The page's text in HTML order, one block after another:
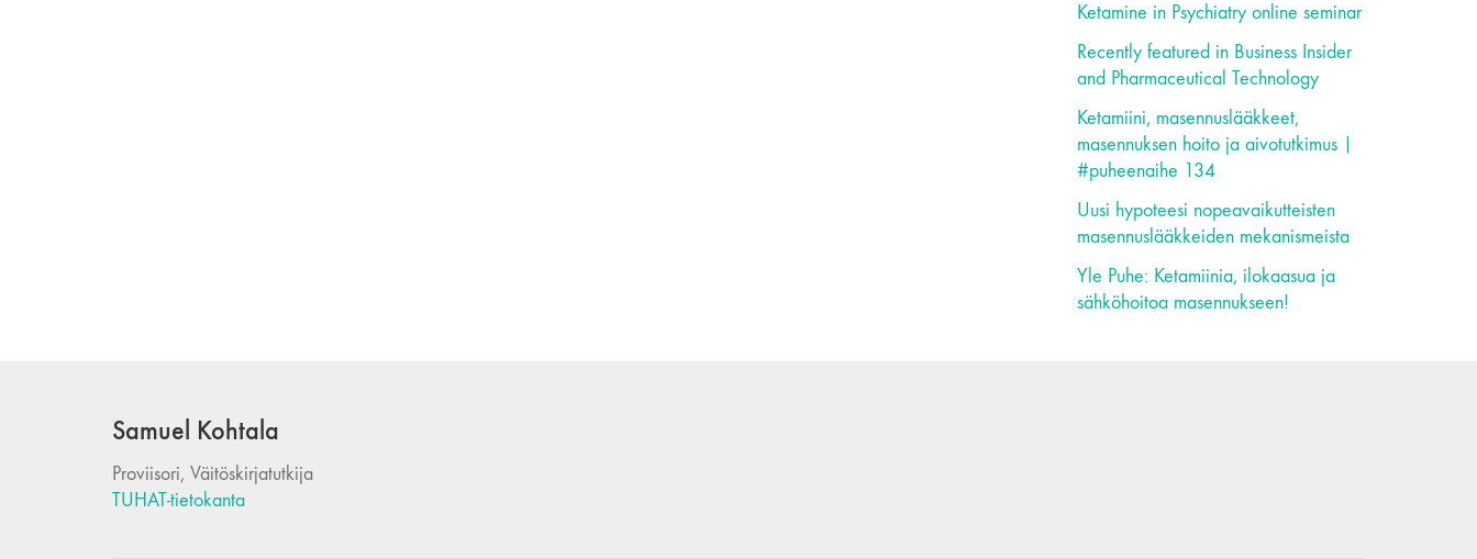
Ketamine in Psychiatry online seminar
Recently featured in Business Insider
and Pharmaceutical Technology
Ketamiini, masennuslääkkeet,
masennuksen hoito ja aivotutkimus |
#puheenaihe 134
Uusi hypoteesi nopeavaikutteisten
masennuslääkkeiden mekanismeista
Yle Puhe: Ketamiinia, ilokaasua ja
sähköhoitoa masennukseen!
Samuel Kohtala
Proviisori, Väitöskirjatutkija
TUHAT-tietokanta